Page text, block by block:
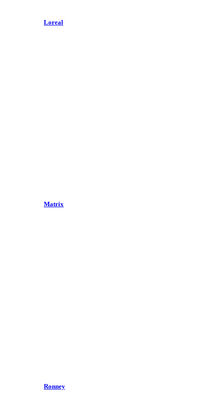
Loreal
Matrix
Ronney